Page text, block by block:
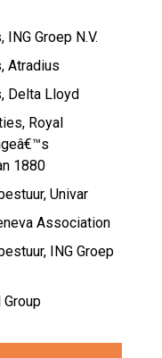
ING Groep N.V.
Atradius
Delta Lloyd
Royal
1880
Univar
Association
ING Groep
Group